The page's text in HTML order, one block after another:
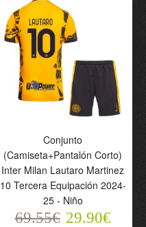
Conjunto Inter Milan
Lautaro Martinez 10
Primera Equipación
2025-26 - Niño
69.55€ 29.90€
Conjunto
(Camiseta+Pantalón Corto)
Inter Milan Lautaro Martinez
10 Tercera Equipación 2024-
25 - Niño
69.55€ 29.90€